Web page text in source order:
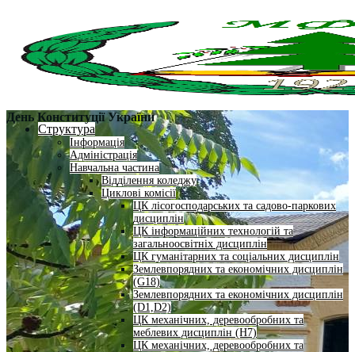
Структура
Інформація
Адміністрація
Навчальна частина
Відділення коледжу
Циклові комісії
ЦК лісогосподарських та садово-паркових
дисциплін
ЦК інформаційних технологій та
загальноосвітніх дисциплін
ЦК гуманітарних та соціальних дисциплін
Землевпорядних та економічних дисциплін
(G18)
Землевпорядних та економічних дисциплін
(D1,D2)
ЦК механічних, деревообробних та
меблевих дисциплін (H7)
ЦК механічних, деревообробних та
День Конституції України